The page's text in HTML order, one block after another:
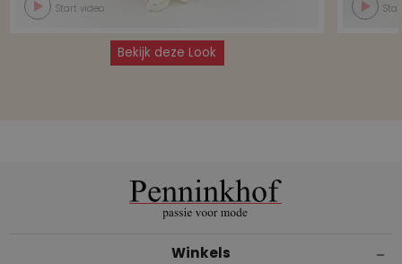
Start video
Bekijk deze Look
Winkels